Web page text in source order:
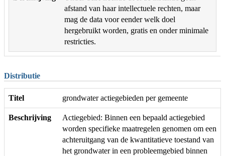
afstand van haar intellectuele rechten, maar
mag de data voor eender welk doel
hergebruikt worden, gratis en onder minimale
restricties.
Distributie
Titel grondwater actiegebieden per gemeente
Beschrijving
Actiegebied: Binnen een bepaald actiegebied
worden specifieke maatregelen genomen om een
achteruitgang van de kwantitatieve toestand van
het grondwater in een probleemgebied binnen